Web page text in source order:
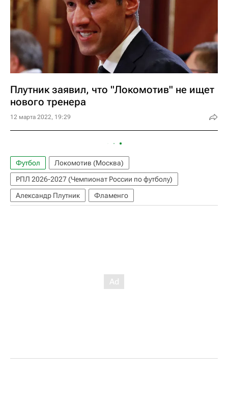
Плутник заявил, что "Локомотив" не ищет
нового тренера
12 марта 2022, 19:29
Футбол
Локомотив (Москва)
РПЛ 2026-2027 (Чемпионат России по футболу)
Александр Плутник
Фламенго